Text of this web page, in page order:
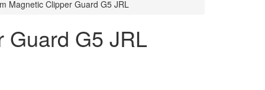
Magnetic Clipper Guard G5 JRL
Guard G5 JRL